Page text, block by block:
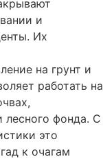
и
Их
на грунт и
работать на
лесного фонда. С
это
к очагам